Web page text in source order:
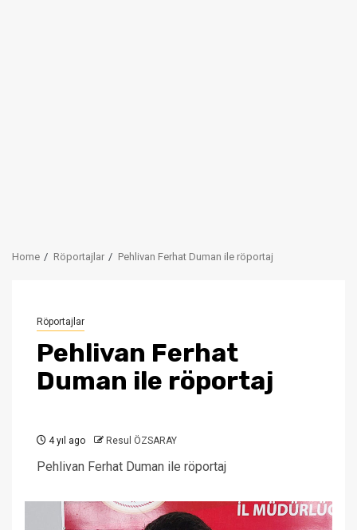
Home Röportajlar Pehlivan Ferhat Duman ile röportaj
Röportajlar
Pehlivan Ferhat
Duman ile röportaj
4 yıl ago Resul ÖZSARAY
Pehlivan Ferhat Duman ile röportaj